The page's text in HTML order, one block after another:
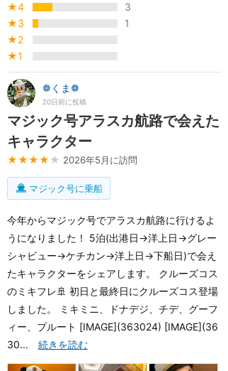
★4
3
★3
1
★2
★1
❁くま❁
20日前に投稿
マジック号アラスカ航路で会えた
キャラクター
★★★★ ★ 2026年5月に訪問
マジック号に乗船
今年からマジック号でアラスカ航路に行けるよ
うになりました！ 5泊(出港日→洋上日→グレー
シャビュー→ケチカン→洋上日→下船日)で会え
たキャラクターをシェアします。 クルーズコス
のミキフレ🚢 初日と最終日にクルーズコス登場
しました。 ミキミニ、ドナデジ、チデ、グーフ
ィー、プルート [IMAGE](363024) [IMAGE](36
30... 続きを読む